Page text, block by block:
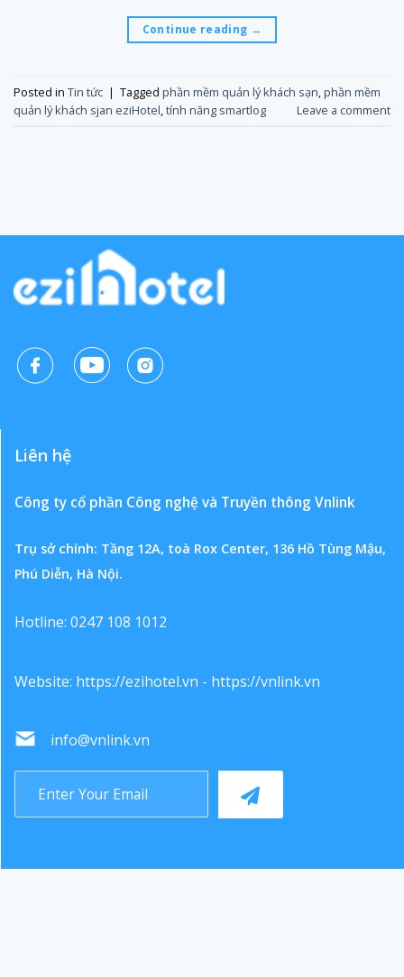
Continue reading →
Posted in Tin tức | Tagged phần mềm quản lý khách sạn phần mềm
quản lý khách sjan eziHotel tính năng smartlog Leave a comment
Liên hệ
Công ty cổ phần Công nghệ và Truyền thông Vnlink
Trụ sở chính: Tầng 12A, toà Rox Center, 136 Hồ Tùng Mậu,
Phú Diễn, Hà Nội.
Hotline: 0247 108 1012
Website: https://ezihotel.vn - https://vnlink.vn
info@vnlink.vn